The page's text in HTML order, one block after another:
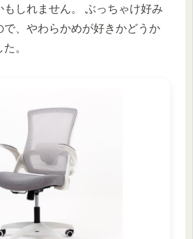
しれません。 ぶっちゃけ好み
で、やわらかめが好きかどうか
。